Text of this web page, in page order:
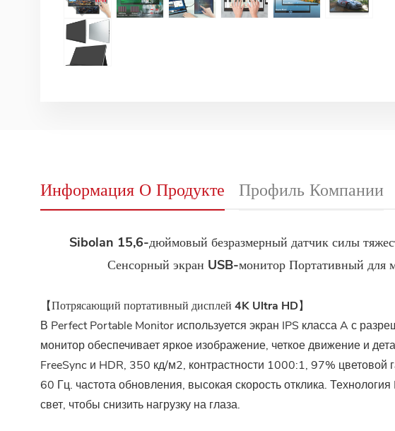
Информация О Продукте Профиль Компании
Sibolan 15,6-дюймовый безразмерный датчик силы
Сенсорный экран USB-монитор Портативный для
【Потрясающий портативный дисплей 4K Ultra HD】
В Perfect Portable Monitor используется экран IPS класса A с
монитор обеспечивает яркое изображение, четкое движение и
FreeSync и HDR, 350 кд/м2, контрастности 1000:1, 97%
60 Гц. частота обновления, высокая скорость отклика.
свет, чтобы снизить нагрузку на глаза.